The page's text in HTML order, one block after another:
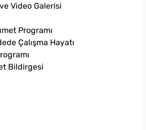
Video Galerisi
Programı
Çalışma Hayatı
Bildirgesi